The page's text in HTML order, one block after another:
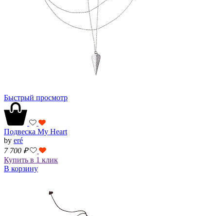
Быстрый просмотр
Подвеска My Heart
by eré
7 700 ₽
Купить в 1 клик
В корзину